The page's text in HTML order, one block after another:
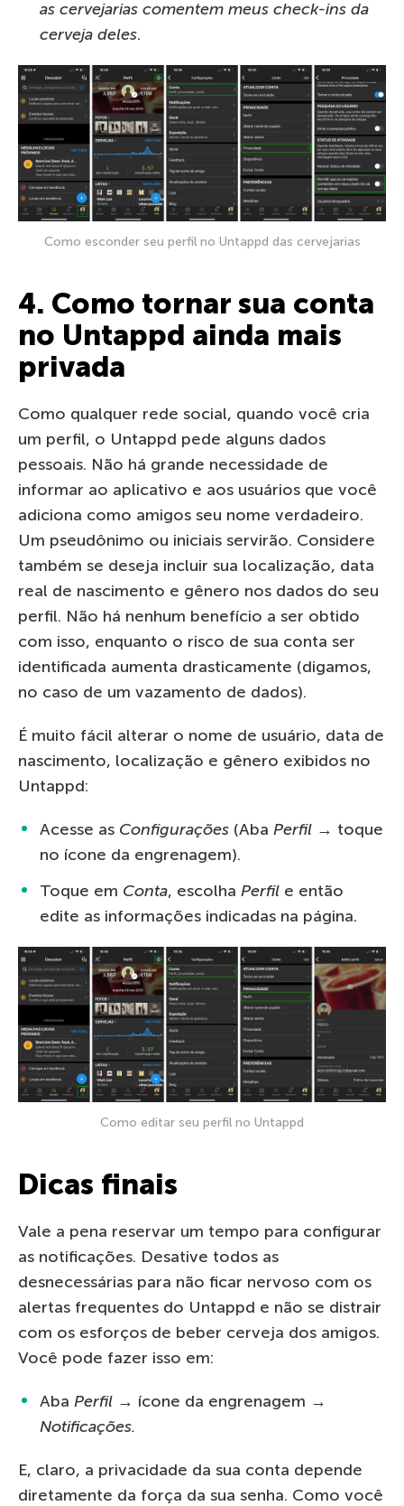
as cervejarias comentem meus check-ins da
cerveja deles.
Como esconder seu perfil no Untappd das cervejarias
4. Como tornar sua conta
no Untappd ainda mais
privada
Como qualquer rede social, quando você cria
um perfil, o Untappd pede alguns dados
pessoais. Não há grande necessidade de
informar ao aplicativo e aos usuários que você
adiciona como amigos seu nome verdadeiro.
Um pseudônimo ou iniciais servirão. Considere
também se deseja incluir sua localização, data
real de nascimento e gênero nos dados do seu
perfil. Não há nenhum benefício a ser obtido
com isso, enquanto o risco de sua conta ser
identificada aumenta drasticamente (digamos,
no caso de um vazamento de dados).
É muito fácil alterar o nome de usuário, data de
nascimento, localização e gênero exibidos no
Untappd:
Acesse as Configurações (Aba Perfil → toque
no ícone da engrenagem).
Toque em Conta, escolha Perfil e então
edite as informações indicadas na página.
Como editar seu perfil no Untappd
Dicas finais
Vale a pena reservar um tempo para configurar
as notificações. Desative todos as
desnecessárias para não ficar nervoso com os
alertas frequentes do Untappd e não se distrair
com os esforços de beber cerveja dos amigos.
Você pode fazer isso em:
Aba Perfil → ícone da engrenagem →
Notificações.
E, claro, a privacidade da sua conta depende
diretamente da força da sua senha. Como você